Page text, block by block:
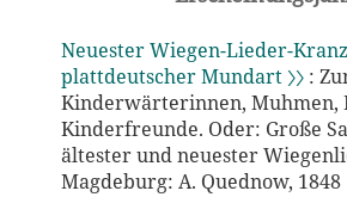
Neuester Wiegen-Lieder-
plattdeutscher Mundart 〉〉:
Kinderwärterinnen, Muhmen,
Kinderfreunde. Oder: Große
ältester und neuester
Magdeburg: A. Quednow, 1848